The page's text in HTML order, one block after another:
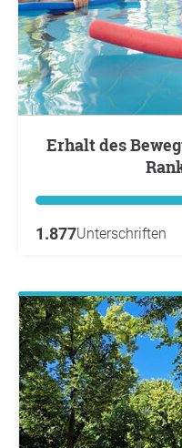
Erhalt des Bewegungsbads im LKH
1.877Unterschriften